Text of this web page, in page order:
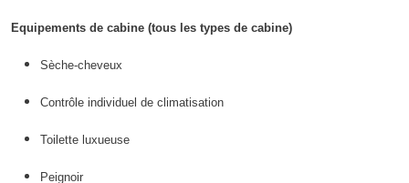
Equipements de cabine (tous les types de cabine)
Sèche-cheveux
Contrôle individuel de climatisation
Toilette luxueuse
Peignoir